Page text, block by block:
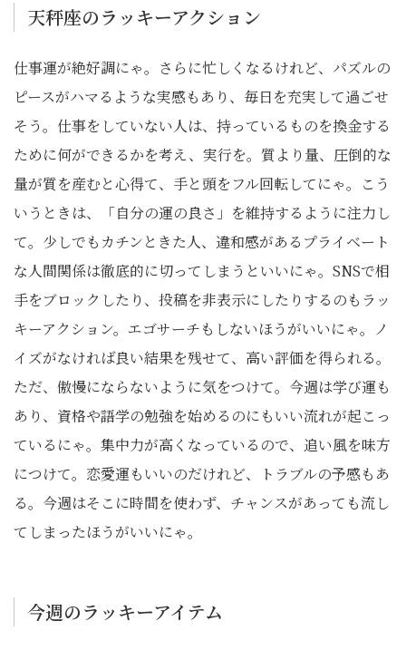
天秤座のラッキーアクション
仕事運が絶好調にゃ。さらに忙しくなるけれど、パズルの
ピースがハマるような実感もあり、毎日を充実して過ごせ
そう。仕事をしていない人は、持っているものを換金する
ために何ができるかを考え、実行を。質より量、圧倒的な
量が質を産むと心得て、手と頭をフル回転してにゃ。こう
いうときは、「自分の運の良さ」を維持するように注力し
て。少しでもカチンときた人、違和感があるプライベート
な人間関係は徹底的に切ってしまうといいにゃ。SNSで相
手をブロックしたり、投稿を非表示にしたりするのもラッ
キーアクション。エゴサーチもしないほうがいいにゃ。ノ
イズがなければ良い結果を残せて、高い評価を得られる。
ただ、傲慢にならないように気をつけて。今週は学び運も
あり、資格や語学の勉強を始めるのにもいい流れが起こっ
ているにゃ。集中力が高くなっているので、追い風を味方
につけて。恋愛運もいいのだけれど、トラブルの予感もあ
る。今週はそこに時間を使わず、チャンスがあっても流し
てしまったほうがいいにゃ。
今週のラッキーアイテム